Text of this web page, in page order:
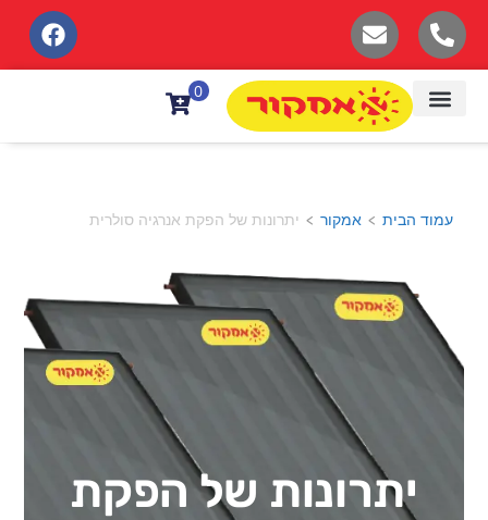
לתוכן
0
עמוד הבית > אמקור > יתרונות של הפקת אנרגיה סולרית
יתרונות של הפקת